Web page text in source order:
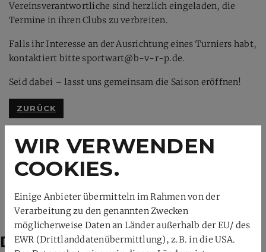
ZURÜCK
Vereinsverantwortliche sind herzlich eingeladen, die
Termine in ihren Clubs zu verbreiten.
Falls ihr Interesse an der Ausrichtung eines Turniers habt,
kontaktiert bitte sportwart@b-v-r-p.de.
Seid dabei – lasst uns gemeinsam die Saison eröffnen!
Das könnte dich auch
WIR VERWENDEN
COOKIES.
Einige Anbieter übermitteln im Rahmen von der
Verarbeitung zu den genannten Zwecken
möglicherweise Daten an Länder außerhalb der EU/ des
EWR (Drittlanddatenübermittlung), z.B. in die USA.